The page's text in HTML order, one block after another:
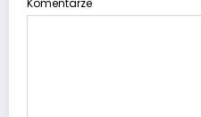
Komentarze